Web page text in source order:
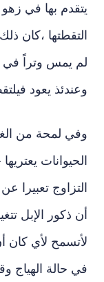
يتقدم بها في
التقطتها ،كان
لم يمس وتراً في
وعندئذ يعود
وفي لمحة من
الحيوانات
التزاوج تعبيرا
أن ذكور الإبل
لأتسمح لأي كان
في حالة الهياج